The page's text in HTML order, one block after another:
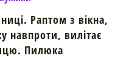
Раптом з вікна,
навпроти, вилітає
Пилюка